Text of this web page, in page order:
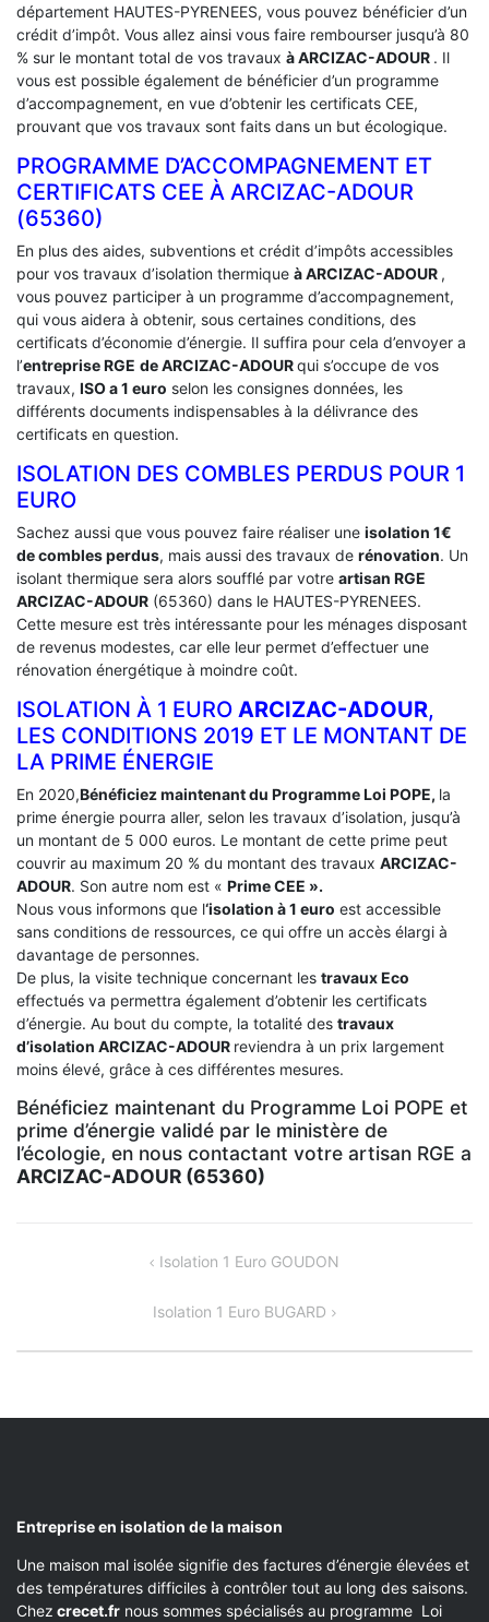
département HAUTES-PYRENEES, vous pouvez bénéficier d’un
crédit d’impôt. Vous allez ainsi vous faire rembourser jusqu’à 80
% sur le montant total de vos travaux à ARCIZAC-ADOUR . Il
vous est possible également de bénéficier d’un programme
d’accompagnement, en vue d’obtenir les certificats CEE,
prouvant que vos travaux sont faits dans un but écologique.
PROGRAMME D’ACCOMPAGNEMENT ET
CERTIFICATS CEE À ‎ARCIZAC-ADOUR
(65360)
En plus des aides, subventions et crédit d’impôts accessibles
pour vos travaux d’isolation thermique à ARCIZAC-ADOUR ,
vous pouvez participer à un programme d’accompagnement,
qui vous aidera à obtenir, sous certaines conditions, des
certificats d’économie d’énergie. Il suffira pour cela d’envoyer a
l’entreprise RGE de ARCIZAC-ADOURqui s’occupe de vos
travaux, ISO a 1 euro selon les consignes données, les
différents documents indispensables à la délivrance des
certificats en question.
ISOLATION DES COMBLES PERDUS POUR 1
EURO
Sachez aussi que vous pouvez faire réaliser une isolation 1€
de combles perdus, mais aussi des travaux de rénovation. Un
isolant thermique sera alors soufflé par votre artisan RGE
ARCIZAC-ADOUR (65360) dans le HAUTES-PYRENEES.
Cette mesure est très intéressante pour les ménages disposant
de revenus modestes, car elle leur permet d’effectuer une
rénovation énergétique à moindre coût.
ISOLATION À 1 EURO ARCIZAC-ADOUR,
LES CONDITIONS 2019 ET LE MONTANT DE
LA PRIME ÉNERGIE
En 2020,Bénéficiez maintenant du Programme Loi POPE, la
prime énergie pourra aller, selon les travaux d’isolation, jusqu’à
un montant de 5 000 euros. Le montant de cette prime peut
couvrir au maximum 20 % du montant des travaux ARCIZAC-
ADOUR. Son autre nom est « Prime CEE ».
Nous vous informons que l‘isolation à 1 euro est accessible
sans conditions de ressources, ce qui offre un accès élargi à
davantage de personnes.
De plus, la visite technique concernant les travaux Eco
effectués va permettra également d’obtenir les certificats
d’énergie. Au bout du compte, la totalité des travaux
d’isolation ARCIZAC-ADOUR reviendra à un prix largement
moins élevé, grâce à ces différentes mesures.
Bénéficiez maintenant du Programme Loi POPE et
prime d’énergie validé par le ministère de
l’écologie, en nous contactant votre artisan RGE a
ARCIZAC-ADOUR (65360)
Isolation 1 Euro GOUDON
Isolation 1 Euro BUGARD
Entreprise en isolation de la maison
Une maison mal isolée signifie des factures d’énergie élevées et
des températures difficiles à contrôler tout au long des saisons.
Chez crecet.fr nous sommes spécialisés au programme Loi